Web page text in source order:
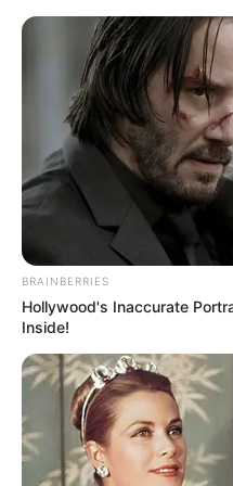
Vidros
Passo a Passo +
Inspirar
BRAINBERRIES
Hollywood's Inaccurate
Inside!